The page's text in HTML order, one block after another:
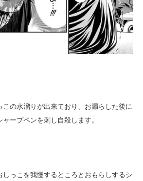
この水溜りが出来ており、お漏らした後に
ープペンを刺し自殺します。
っこを我慢するところとおもらしするシ